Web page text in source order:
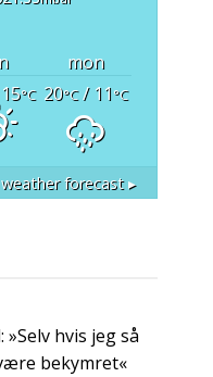
mon
°C 20°C/ 11°C
forecast ▸
hvis jeg så
bekymret«